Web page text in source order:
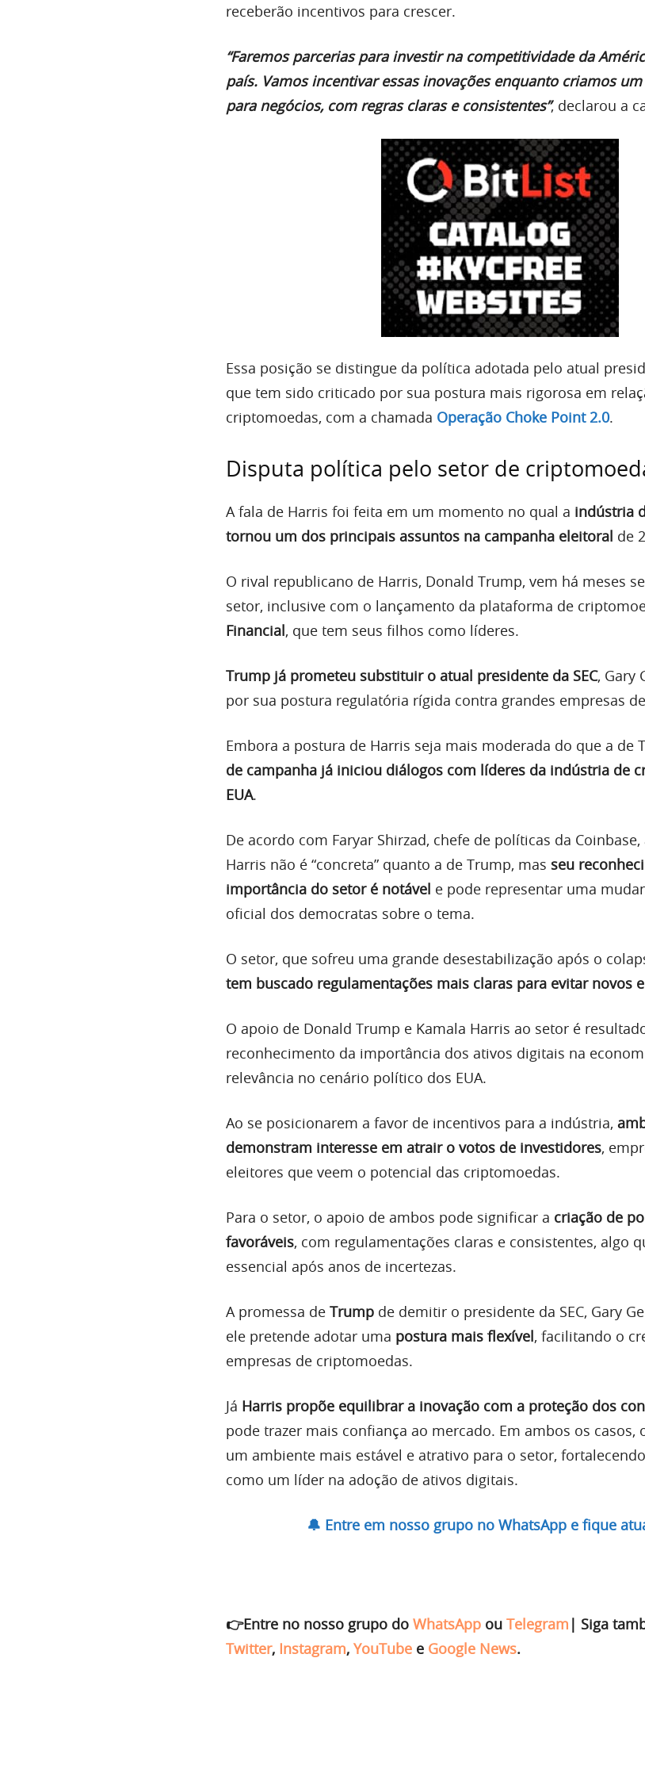
receberão incentivos para crescer.
“Faremos parcerias para investir na competitividade da
país. Vamos incentivar essas inovações enquanto criamos
para negócios, com regras claras e consistentes”, declarou a
Essa posição se distingue da política adotada pelo atual
que tem sido criticado por sua postura mais rigorosa em
criptomoedas, com a chamada Operação Choke Point 2.0.
Disputa política pelo setor de
A fala de Harris foi feita em um momento no qual a indústria
tornou um dos principais assuntos na campanha eleitoral de
O rival republicano de Harris, Donald Trump, vem há meses
setor, inclusive com o lançamento da plataforma de
Financial, que tem seus filhos como líderes.
Trump já prometeu substituir o atual presidente da SEC, Gary
por sua postura regulatória rígida contra grandes empresas
Embora a postura de Harris seja mais moderada do que a de
de campanha já iniciou diálogos com líderes da indústria de
EUA.
De acordo com Faryar Shirzad, chefe de políticas da
Harris não é “concreta” quanto a de Trump, mas seu
importância do setor é notável e pode representar uma
oficial dos democratas sobre o tema.
O setor, que sofreu uma grande desestabilização após o
tem buscado regulamentações mais claras para evitar novos
O apoio de Donald Trump e Kamala Harris ao setor é
reconhecimento da importância dos ativos digitais na
relevância no cenário político dos EUA.
Ao se posicionarem a favor de incentivos para a indústria,
demonstram interesse em atrair o votos de investidores,
eleitores que veem o potencial das criptomoedas.
Para o setor, o apoio de ambos pode significar a criação de
favoráveis, com regulamentações claras e consistentes, algo
essencial após anos de incertezas.
A promessa de Trump de demitir o presidente da SEC, Gary
ele pretende adotar uma postura mais flexível, facilitando o
empresas de criptomoedas.
Já Harris propõe equilibrar a inovação com a proteção dos
pode trazer mais confiança ao mercado. Em ambos os casos,
um ambiente mais estável e atrativo para o setor,
como um líder na adoção de ativos digitais.
🔔 Entre em nosso grupo no WhatsApp e fique
👉Entre no nosso grupo do WhatsApp ou Telegram | Siga
Twitter, Instagram, YouTube e Google News.